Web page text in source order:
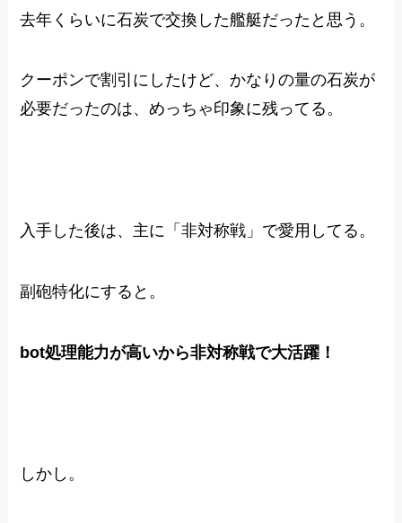
去年くらいに石炭で交換した艦艇だったと思う。
クーポンで割引にしたけど、かなりの量の石炭が
必要だったのは、めっちゃ印象に残ってる。
入手した後は、主に「非対称戦」で愛用してる。
副砲特化にすると。
bot処理能力が高いから非対称戦で大活躍！
しかし。